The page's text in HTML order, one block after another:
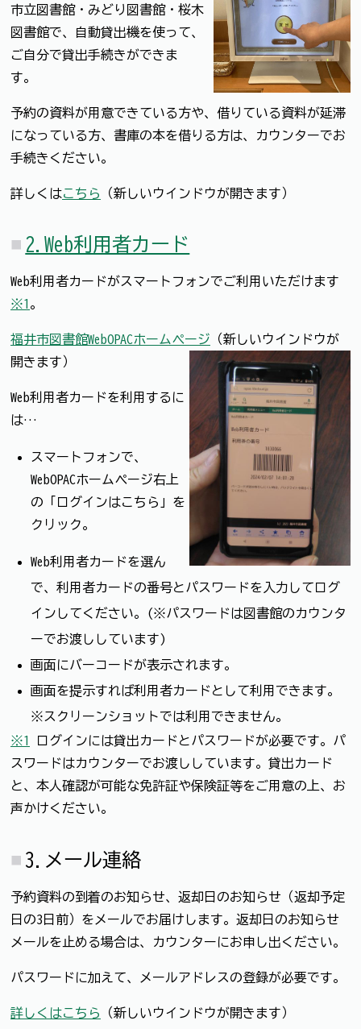
市立図書館・みどり図書館・桜木
図書館で、自動貸出機を使って、
ご自分で貸出手続きができま
す。
予約の資料が用意できている方や、借りている資料が延滞
になっている方、書庫の本を借りる方は、カウンターでお
手続きください。
詳しくはこちら （新しいウインドウが開きます）
2.Web利用者カード
Web利用者カードがスマートフォンでご利用いただけます
※1 。
福井市図書館WebOPACホームページ （新しいウインドウが
開きます）
Web利用者カードを利用するに
は…
スマートフォンで、
WebOPACホームページ右上
の「ログインはこちら」を
クリック。
Web利用者カードを選ん
で、利用者カードの番号とパスワードを入力してログ
インしてください。(※パスワードは図書館のカウンタ
ーでお渡ししています)
画面にバーコードが表示されます。
画面を提示すれば利用者カードとして利用できます。
※スクリーンショットでは利用できません。
※1
ログインには貸出カードとパスワードが必要です。パ
スワードはカウンターでお渡ししています。貸出カード
と、本人確認が可能な免許証や保険証等をご用意の上、お
声かけください。
3.メール連絡
予約資料の到着のお知らせ、返却日のお知らせ（返却予定
日の3日前）をメールでお届けします。返却日のお知らせ
メールを止める場合は、カウンターにお申し出ください。
パスワードに加えて、メールアドレスの登録が必要です。
詳しくはこちら （新しいウインドウが開きます）